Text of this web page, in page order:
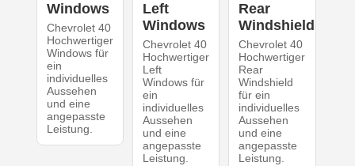
Windows
Chevrolet 40
Hochwertiger
Windows für
ein
individuelles
Aussehen
und eine
angepasste
Leistung.
Left
Windows
Chevrolet 40
Hochwertiger
Left
Windows für
ein
individuelles
Aussehen
und eine
angepasste
Leistung.
Rear
Windshield
Chevrolet 40
Hochwertiger
Rear
Windshield
für ein
individuelles
Aussehen
und eine
angepasste
Leistung.